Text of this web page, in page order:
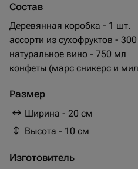
Состав
Деревянная коробка - 1 шт.
ассорти из сухофруктов - 300
натуральное вино - 750 мл
конфеты (марс сникерс и
Размер
Ширина - 20 см
Высота - 10 см
Изготовитель